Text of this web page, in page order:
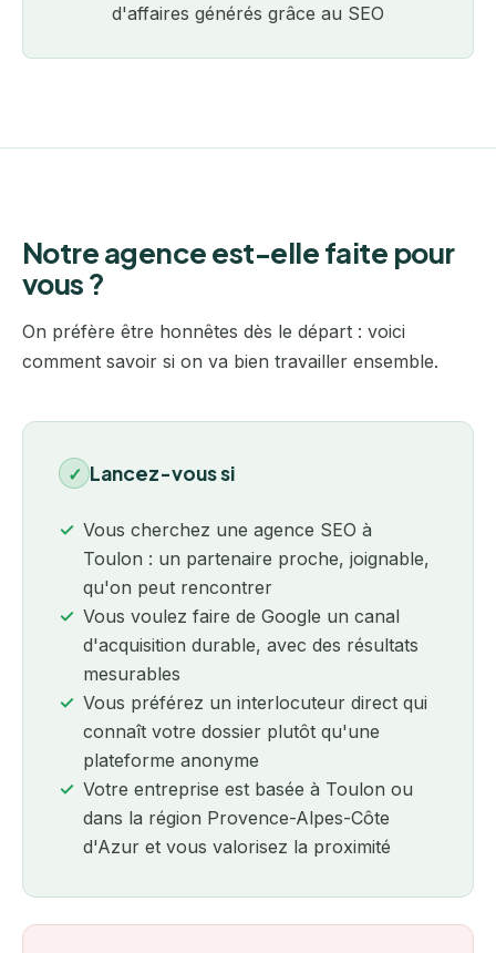
d'affaires générés grâce au SEO
Notre agence est-elle faite pour
vous ?
On préfère être honnêtes dès le départ : voici
comment savoir si on va bien travailler ensemble.
✓ Lancez-vous si
Vous cherchez une agence SEO à
Toulon : un partenaire proche, joignable,
qu'on peut rencontrer
Vous voulez faire de Google un canal
d'acquisition durable, avec des résultats
mesurables
Vous préférez un interlocuteur direct qui
connaît votre dossier plutôt qu'une
plateforme anonyme
Votre entreprise est basée à Toulon ou
dans la région Provence-Alpes-Côte
d'Azur et vous valorisez la proximité